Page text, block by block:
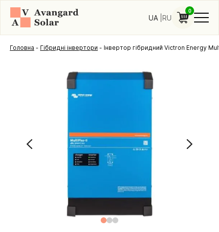
UA RU
0
Головна - Гібридні інвертори - Інвертор гібридний Victron Energy